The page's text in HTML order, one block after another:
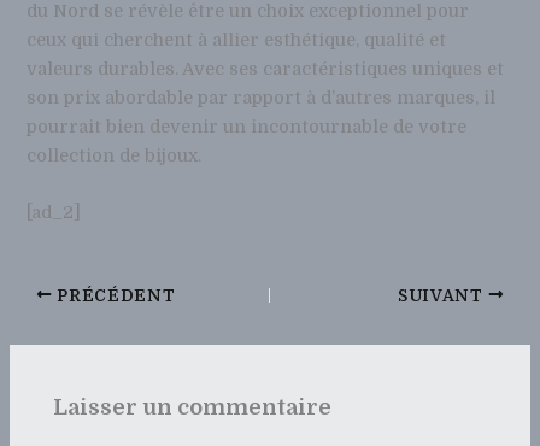
du Nord se révèle être un choix exceptionnel pour
ceux qui cherchent à allier esthétique, qualité et
valeurs durables. Avec ses caractéristiques uniques et
son prix abordable par rapport à d’autres marques, il
pourrait bien devenir un incontournable de votre
collection de bijoux.
[ad_2]
PRÉCÉDENT SUIVANT
Laisser un commentaire